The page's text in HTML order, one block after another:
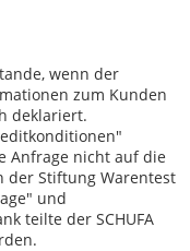
wenn der
zum Kunden
deklariert.
Anfrage nicht auf die
der Stiftung Warentest
und
teilte der SCHUFA